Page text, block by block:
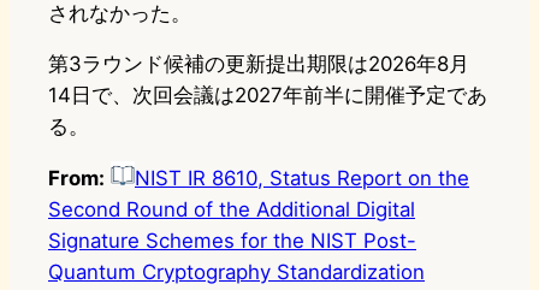
されなかった。
第3ラウンド候補の更新提出期限は2026年8月
14日で、次回会議は2027年前半に開催予定であ
る。
From:
NIST IR 8610, Status Report on the
Second Round of the Additional Digital
Signature Schemes for the NIST Post-
Quantum Cryptography Standardization